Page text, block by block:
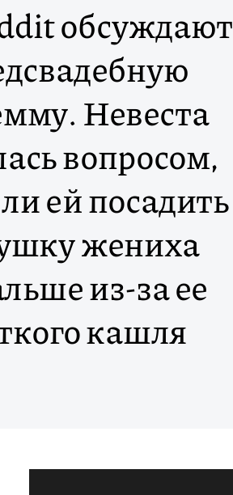
обсуждают
Невеста
вопросом,
ей посадить
жениха
из-за ее
кашля